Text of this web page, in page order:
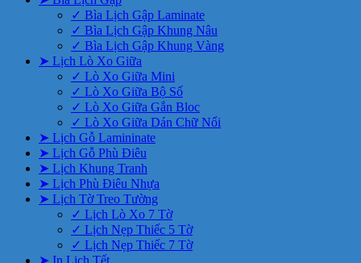
✓ Bìa Lịch Gập Laminate
✓ Bìa Lịch Gập Khung Nâu
✓ Bìa Lịch Gập Khung Vàng
➤ Lịch Lò Xo Giữa
✓ Lò Xo Giữa Mini
✓ Lò Xo Giữa Bộ Số
✓ Lò Xo Giữa Gắn Bloc
✓ Lò Xo Giữa Dán Chữ Nổi
➤ Lịch Gỗ Lamininate
➤ Lịch Gỗ Phù Điêu
➤ Lịch Khung Tranh
➤ Lịch Phù Điêu Nhựa
➤ Lịch Tờ Treo Tường
✓ Lịch Lò Xo 7 Tờ
✓ Lịch Nẹp Thiếc 5 Tờ
✓ Lịch Nẹp Thiếc 7 Tờ
➤ In Lịch Tết